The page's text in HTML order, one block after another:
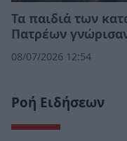
Τα παιδιά των
Πατρέων
08/07/2026 12:54
Ροή Ειδήσεων